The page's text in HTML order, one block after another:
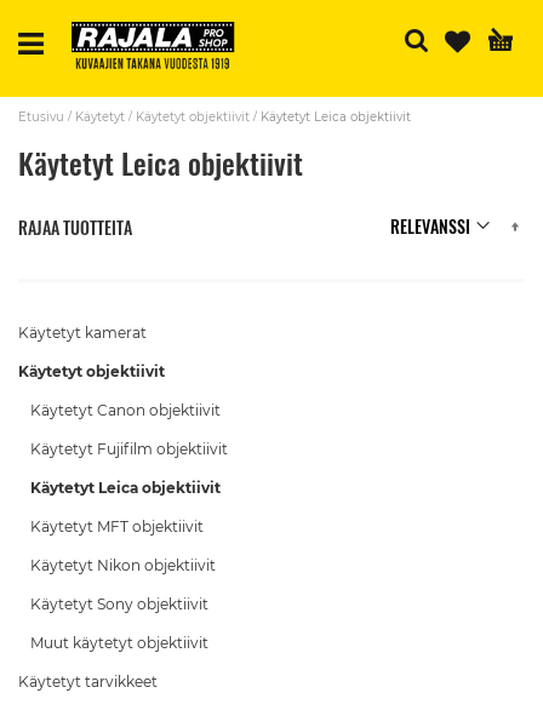
Etusivu Käytetyt Käytetyt objektiivit Käytetyt Leica objektiivit
Käytetyt Leica objektiivit
Käytetyt kamerat
Käytetyt objektiivit
Käytetyt Canon objektiivit
Käytetyt Fujifilm objektiivit
Käytetyt Leica objektiivit
Käytetyt MFT objektiivit
Käytetyt Nikon objektiivit
Käytetyt Sony objektiivit
Muut käytetyt objektiivit
Käytetyt tarvikkeet
RAJAA TUOTTEITA